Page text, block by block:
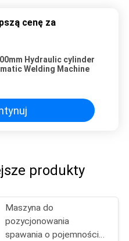
cenę za
Hydraulic cylinder
Welding Machine
produkty
Maszyna do
pozycjonowania
spawania o pojemności